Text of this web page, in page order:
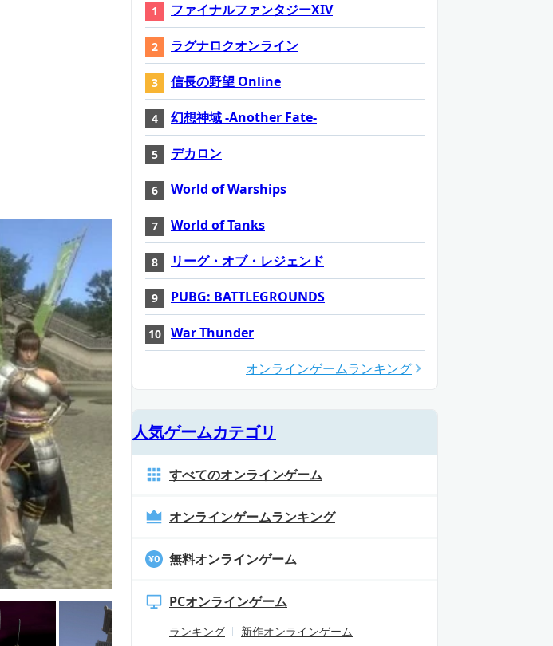
ファイナルファンタジーXIV
ラグナロクオンライン
信長の野望 Online
幻想神域 -Another Fate-
デカロン
World of Warships
World of Tanks
リーグ・オブ・レジェンド
PUBG: BATTLEGROUNDS
War Thunder
オンラインゲームランキング
人気ゲームカテゴリ
すべてのオンラインゲーム
オンラインゲームランキング
無料オンラインゲーム
PCオンラインゲーム
ランキング
新作オンラインゲーム